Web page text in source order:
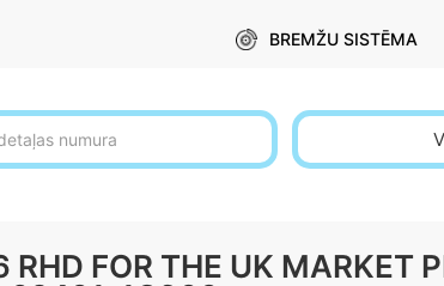
BREMŽU SISTĒMA
FOR THE UK MARKET